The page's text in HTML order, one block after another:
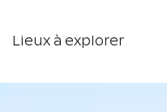
Lieux à explorer